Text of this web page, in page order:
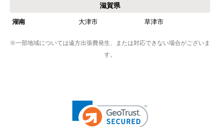
滋賀県
湖南 大津市 草津市
※一部地域については遠方出張費発生、または対応できない場合がございま
す。